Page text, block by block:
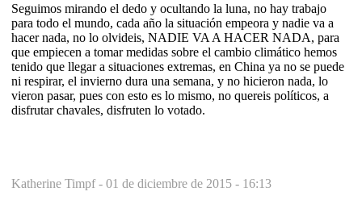
Seguimos mirando el dedo y ocultando la luna, no hay trabajo
para todo el mundo, cada año la situación empeora y nadie va a
hacer nada, no lo olvideis, NADIE VA A HACER NADA, para
que empiecen a tomar medidas sobre el cambio climático hemos
tenido que llegar a situaciones extremas, en China ya no se puede
ni respirar, el invierno dura una semana, y no hicieron nada, lo
vieron pasar, pues con esto es lo mismo, no quereis políticos, a
disfrutar chavales, disfruten lo votado.
Katherine Timpf - 01 de diciembre de 2015 - 16:13